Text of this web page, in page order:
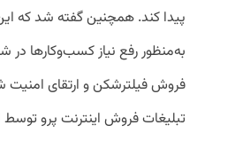
پیدا کند. همچنین گفته شد که
به‌منظور رفع نیاز کسب‌وکارها در
فروش فیلترشکن و ارتقای
تبلیغات فروش اینترنت پرو توسط